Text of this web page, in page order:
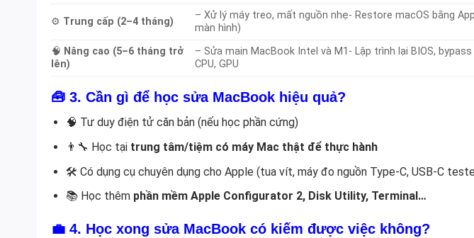
⚙️ Trung cấp (2–4 tháng)
– Xử lý máy treo, mất nguồn nhẹ- Restore macOS bằng
màn hình)
🧠 Nâng cao (5–6 tháng trở
lên)
– Sửa main MacBook Intel và M1- Lập trình lại BIOS,
CPU, GPU
🧰 3. Cần gì để học sửa MacBook hiệu quả?
🧠 Tư duy điện tử căn bản (nếu học phần cứng)
👨‍🔧 Học tại trung tâm/tiệm có máy Mac thật để thực hành
🛠 Có dụng cụ chuyên dụng cho Apple (tua vít, máy đo nguồn Type-C, USB-C
📚 Học thêm phần mềm Apple Configurator 2, Disk Utility, Terminal…
💼 4. Học xong sửa MacBook có kiếm được việc không?